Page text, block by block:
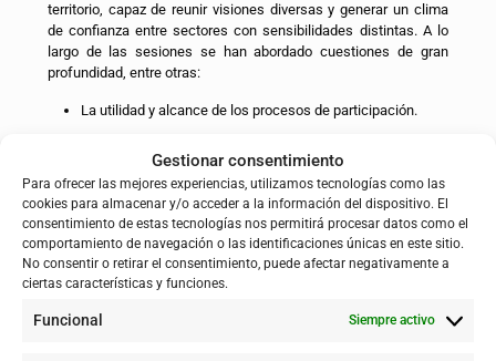
Gestionar consentimiento
Para ofrecer las mejores experiencias, utilizamos tecnologías como las
cookies para almacenar y/o acceder a la información del dispositivo. El
consentimiento de estas tecnologías nos permitirá procesar datos como el
comportamiento de navegación o las identificaciones únicas en este sitio.
No consentir o retirar el consentimiento, puede afectar negativamente a
ciertas características y funciones.
Funcional Siempre activo
territorio, capaz de reunir visiones diversas y generar un clima
de confianza entre sectores con sensibilidades distintas. A lo
largo de las sesiones se han abordado cuestiones de gran
profundidad, entre otras:
La utilidad y alcance de los procesos de participación.
administraciones.
Los protocolos de emergencia ante inundaciones.
Las alternativas de intervención frente a las inundaciones.
La eficacia de los dragados y la gestión de la vegetación.
La relación entre restauración fluvial y desarrollo
socioeconómico.